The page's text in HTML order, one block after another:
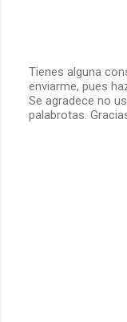
P
u
b
Tienes alguna
enviarme, pues
Se agradece no
palabrotas.